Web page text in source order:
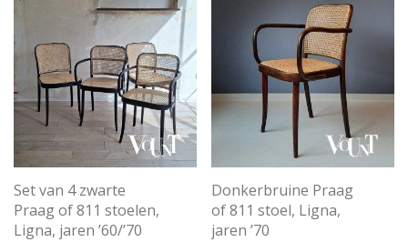
Set van 4 zwarte
Praag of 811 stoelen,
Ligna, jaren ’60/’70
Donkerbruine Praag
of 811 stoel, Ligna,
jaren ’70